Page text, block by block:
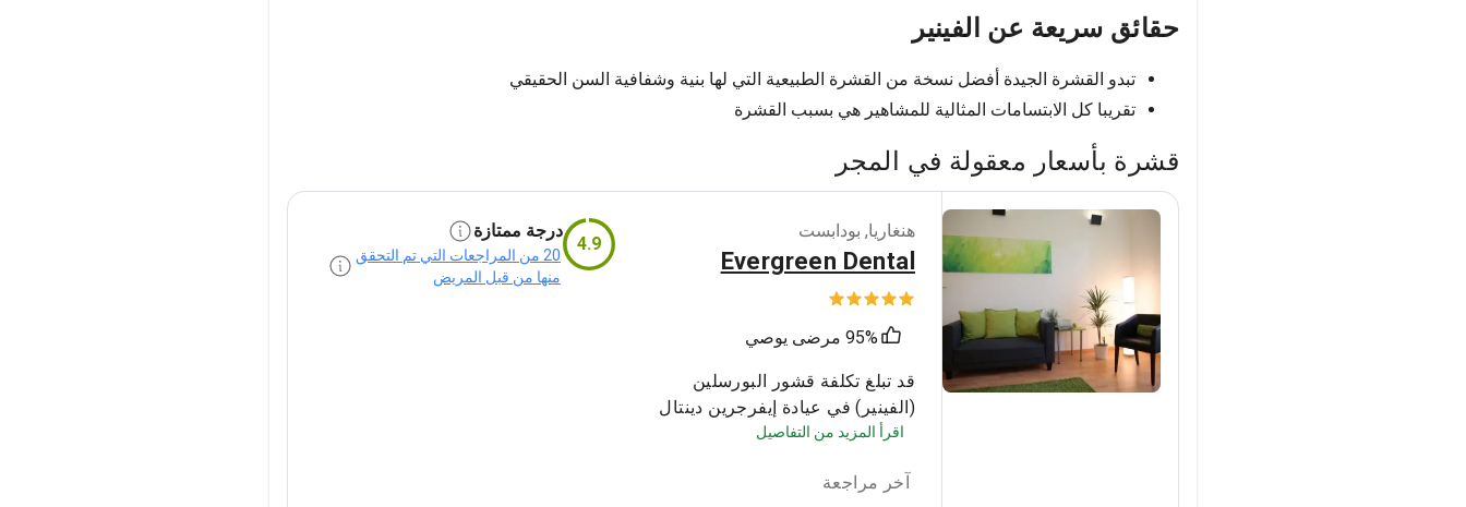
حقائق سريعة عن الفينير
تبدو القشرة الجيدة أفضل نسخة من القشرة الطبيعية التي لها بنية وشفافية السن الحقيقي
تقريبا كل الابتسامات المثالية للمشاهير هي بسبب القشرة
قشرة بأسعار معقولة في المجر
هنغاريا, بودابست
Evergreen Dental
95% مرضى يوصي
قد تبلغ تكلفة قشور البورسلين
(الفينير) في عيادة إيفرجرين دينتال
المرتبة الثالثة عالمياً من بين
اقرأ المزيد من التفاصيل
آخر مراجعة
4.9
درجة ممتازة
20 من المراجعات التي تم التحقق
منها من قبل المريض